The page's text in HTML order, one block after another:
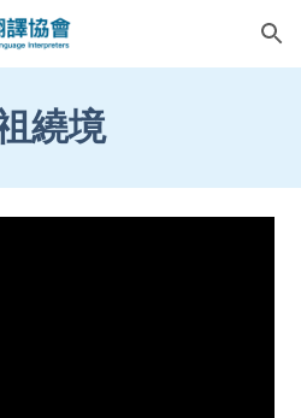
Skip to navigation
繞境